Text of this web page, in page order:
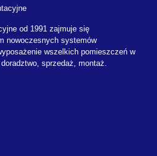
od 1991 zajmuje się
nowoczesnych systemów
wszelkich pomieszczeń w
sprzedaż, montaż.